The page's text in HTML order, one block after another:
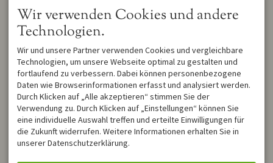
DEUTSCHLAND
Tel. +49 8374 589 57 80
mail@huckepack-reisen.de
individuell die schönsten
Reisen Huckepack und
begleiten Sie während Ihrer
Entdeckungsreise in die
nahe oder weite
barrierefreie Urlaubswelt.
WIR FREUEN UNS AUF IHRE
NACHRICHT
Haben Sie Fragen oder
Anregungen oder möchten
UNSERE PARTNER UND
REFERENZEN
Wir arbeiten mit einer
Vielzahl von Einrichtungen in
Wir verwenden Cookies und andere
Technologien.
Wir und unsere Partner verwenden Cookies und vergleichbare
Technologien, um unsere Webseite optimal zu gestalten und
fortlaufend zu verbessern. Dabei können personenbezogene
Daten wie Browserinformationen erfasst und analysiert werden.
Durch Klicken auf „Alle akzeptieren“ stimmen Sie der
Verwendung zu. Durch Klicken auf „Einstellungen“ können Sie
eine individuelle Auswahl treffen und erteilte Einwilligungen für
die Zukunft widerrufen. Weitere Informationen erhalten Sie in
unserer Datenschutzerklärung.